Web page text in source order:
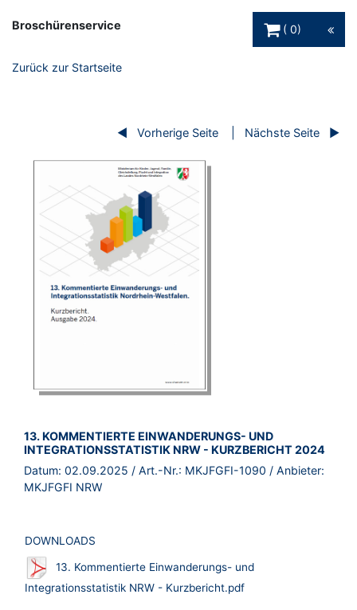
Broschürenservice
0
Zurück zur Startseite
Vorherige Seite Nächste Seite
BROSCHÜRE:
13. KOMMENTIERTE EINWANDERUNGS- UND
INTEGRATIONSSTATISTIK NRW - KURZBERICHT 2024
Datum: 02.09.2025 / Art.-Nr.: MKJFGFI-1090 / Anbieter:
MKJFGFI NRW
DOWNLOADS
13. Kommentierte Einwanderungs- und
Integrationsstatistik NRW - Kurzbericht.pdf